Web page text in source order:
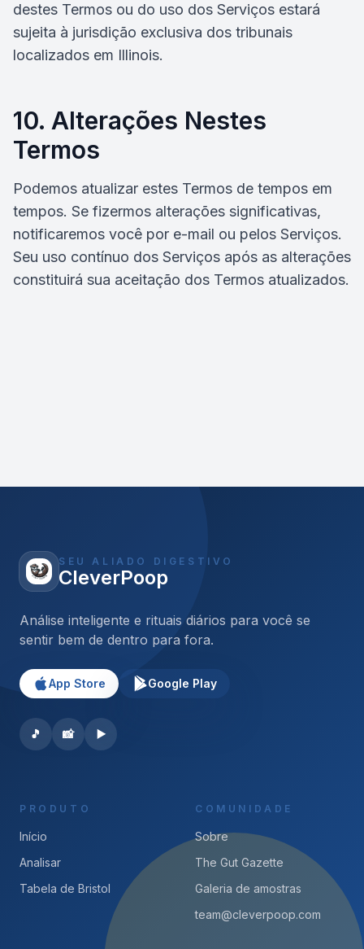
destes Termos ou do uso dos Serviços estará
sujeita à jurisdição exclusiva dos tribunais
localizados em Illinois.
10. Alterações Nestes
Termos
Podemos atualizar estes Termos de tempos em
tempos. Se fizermos alterações significativas,
notificaremos você por e-mail ou pelos Serviços.
Seu uso contínuo dos Serviços após as alterações
constituirá sua aceitação dos Termos atualizados.
SEU ALIADO DIGESTIVO
CleverPoop
Análise inteligente e rituais diários para você se
sentir bem de dentro para fora.
App Store Google Play
🎵 📸 ▶️
PRODUTO
Início
Analisar
Tabela de Bristol
COMUNIDADE
Sobre
The Gut Gazette
Galeria de amostras
team@cleverpoop.com